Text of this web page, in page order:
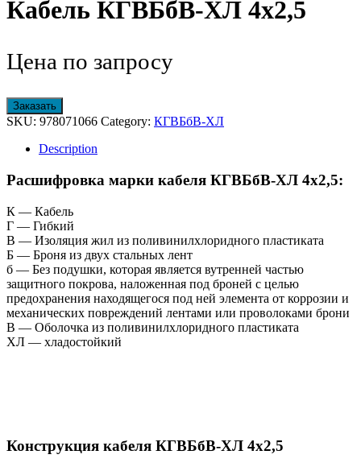
Кабель КГВБбВ-ХЛ 4х2,5
Цена по запросу
Заказать
SKU: 978071066 Category: КГВБбВ-ХЛ
Description
Расшифровка марки кабеля КГВБбВ-ХЛ 4х2,5:
К — Кабель
Г — Гибкий
В — Изоляция жил из поливинилхлоридного пластиката
Б — Броня из двух стальных лент
б — Без подушки, которая является вутренней частью
защитного покрова, наложенная под броней с целью
предохранения находящегося под ней элемента от коррозии и
механических повреждений лентами или проволоками брони
В — Оболочка из поливинилхлоридного пластиката
ХЛ — хладостойкий
Конструкция кабеля КГВБбВ-ХЛ 4х2,5